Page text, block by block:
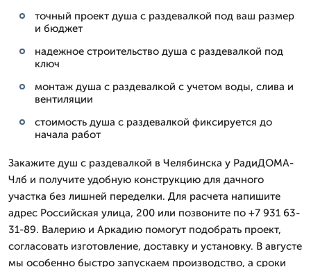
точный проект душа с раздевалкой под ваш размер
и бюджет
надежное строительство душа с раздевалкой под
ключ
монтаж душа с раздевалкой с учетом воды, слива и
вентиляции
стоимость душа с раздевалкой фиксируется до
начала работ
Закажите душ с раздевалкой в Челябинска у РадиДОМА-
Члб и получите удобную конструкцию для дачного
участка без лишней переделки. Для расчета напишите
адрес Российская улица, 200 или позвоните по +7 931 63-
31-89. Валерию и Аркадию помогут подобрать проект,
согласовать изготовление, доставку и установку. В августе
мы особенно быстро запускаем производство, а сроки